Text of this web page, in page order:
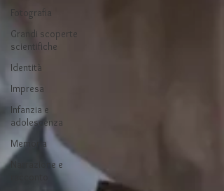
Fotografia
Grandi scoperte
scientifiche
Identità
Impresa
Infanzia e
adolescenza
Memoria
Narrazione e